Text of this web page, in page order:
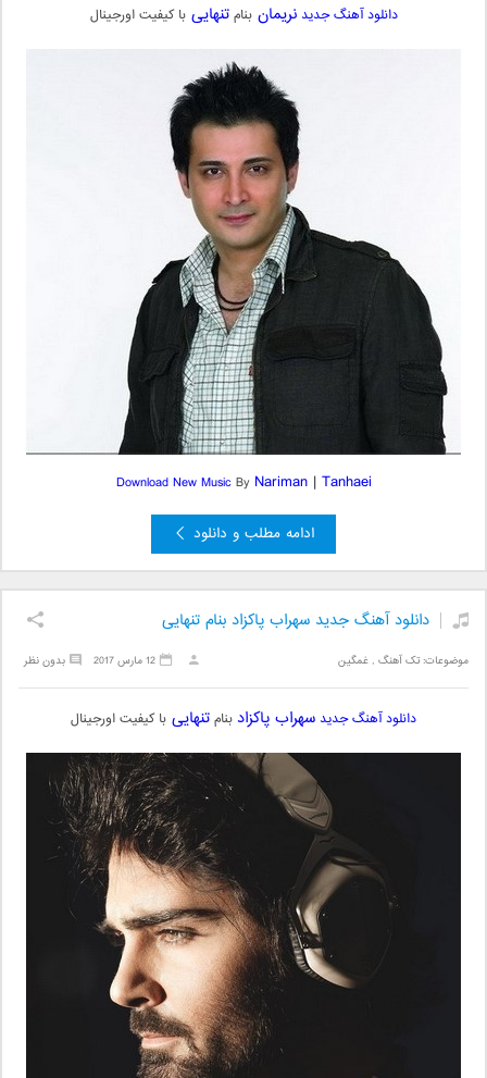
دانلود آهنگ جدید نریمانبنامتنهاییبا کیفیت اورجینال
Download New MusicBy Nariman| Tanhaei
ادامه مطلب و دانلود
دانلود آهنگ جدید سهراب پاکزاد بنام تنهایی
موضوعات:تک آهنگ ,غمگین بدون نظر 12 مارس 2017
دانلود آهنگ جدید سهراب پاکزاد بنامتنهایی با کیفیت اورجینال